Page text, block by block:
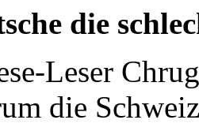
die
Leser
die